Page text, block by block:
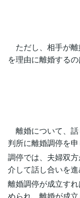
ただし、相手が
を理由に離婚する
離婚について、
判所に離婚調停を申
調停では、夫婦双
介して話し合いを進
離婚調停が成立す
められ、離婚が成立